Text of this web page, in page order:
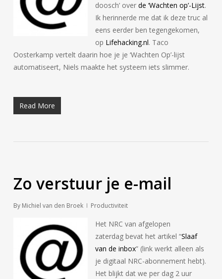
doosch’ over de ‘Wachten op’-Lijst.
Ik herinnerde me dat ik deze truc al
eens eerder ben tegengekomen,
op Lifehacking.nl. Taco
Oosterkamp vertelt daarin hoe je je ‘Wachten Op’-lijst
automatiseert, Niels maakte het systeem iets slimmer.
Read More
Zo verstuur je e-mail
By Michiel van den Broek Productiviteit
Het NRC van afgelopen
zaterdag bevat het artikel “Slaaf
van de inbox” (link werkt alleen als
je digitaal NRC-abonnement hebt).
Het blijkt dat we per dag 2 uur